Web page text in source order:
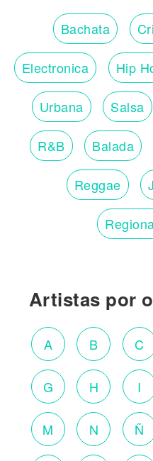
Bachata
Electronica Hip
Urbana Salsa
R&B Balada
Reggae
Artistas por
A B C
G H I
M N Ñ